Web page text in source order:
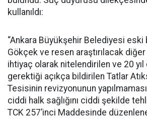
kullanıldı:
“Ankara Büyükşehir Belediyesi eski
Gökçek ve resen araştırılacak
ihtiyaç olarak nitelendirilen ve 20 yıl
gerektiği açıkça bildirilen Tatlar
Tesisinin revizyonunun yapılmaması
ciddi halk sağlığını ciddi şekilde
TCK 257’inci Maddesinde